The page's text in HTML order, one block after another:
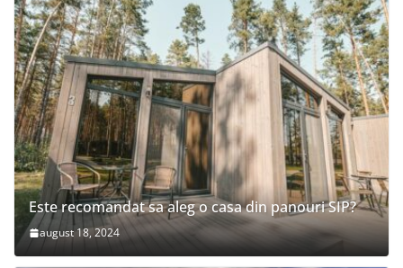
Este recomandat sa aleg o casa din panouri SIP?
august 18, 2024